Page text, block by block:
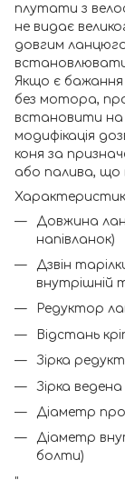
плутати з
не видає
довгим
Якщо є бажання
без мотора,
встановити на
модифікація
коня за
або палива, що
Довжина
напівланок)
Дзвін
внутрішній
Редуктор
Відстань
Зірка
Зірка ведена
Діаметр
Діаметр
болти)
"